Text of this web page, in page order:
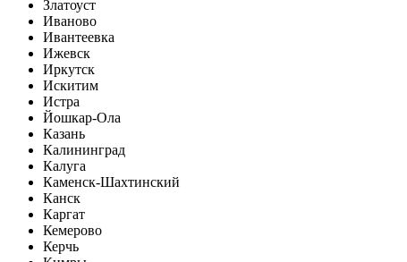
Златоуст
Иваново
Ивантеевка
Ижевск
Иркутск
Искитим
Истра
Йошкар-Ола
Казань
Калининград
Калуга
Каменск-Шахтинский
Канск
Каргат
Кемерово
Керчь